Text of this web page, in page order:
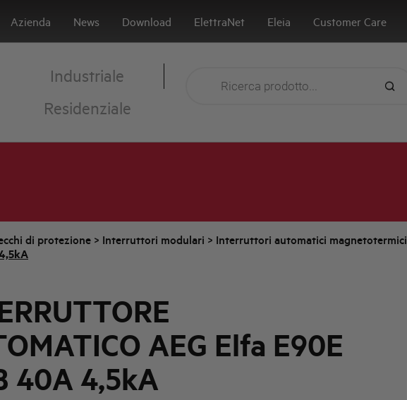
Azienda News Download ElettraNet Eleia Customer Care
Industriale
Residenziale
di protezione > Interruttori modulari > Interruttori automatici magnetotermici
AEG Elfa E90E
40A 4,5kA